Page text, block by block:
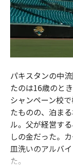
パキスタンの中
たのは16歳のと
シャンペーン校
たものの、泊ま
ル。父が経営す
しの金だった。
皿洗いのアルバ
た。